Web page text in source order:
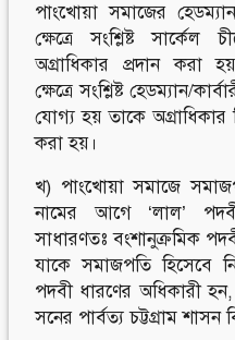
পাংখোয়া সমাজের
ক্ষেত্রে সংশ্লিষ্ট
অগ্রাধিকার প্রদান করা
ক্ষেত্রে সংশ্লিষ্ট হেডম্যান/
যোগ্য হয় তাকে অগ্রাধিকার
করা হয়।
খ) পাংখোয়া সমাজে
নামের আগে ‘লাল’
সাধারণতঃ বংশানুক্রমিক
যাকে সমাজপতি হিসেবে
পদবী ধারণের অধিকারী
সনের পার্বত্য চট্টগ্রাম শাসন